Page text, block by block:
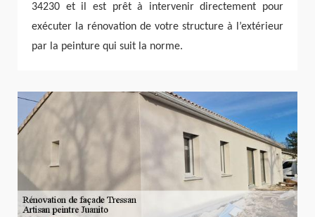
34230 et il est prêt à intervenir directement pour
exécuter la rénovation de votre structure à l’extérieur
par la peinture qui suit la norme.